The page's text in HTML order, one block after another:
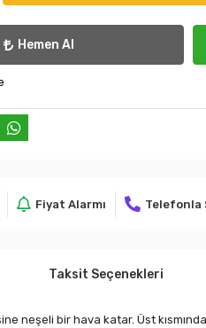
Hemen Al
Fiyat Alarmı Telefonla
Taksit Seçenekleri
neşeli bir hava katar. Üst